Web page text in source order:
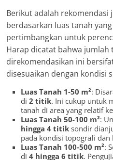
Berikut adalah
berdasarkan luas tanah
pertimbangkan untuk
Harap dicatat bahwa jumlah
direkomendasikan ini
disesuaikan dengan kondisi
Luas Tanah 1-50 m²:
di2 titik. Ini cukup untuk
tanah di area yang relatif
Luas Tanah 50-100 m²:
hingga 4 titik sondir
pada kondisi topografi
Luas Tanah 100-500 m²:
di4 hingga 6 titik.